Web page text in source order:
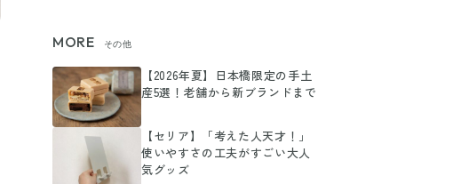
MORE その他
【2026年夏】日本橋限定の手土
産5選！老舗から新ブランドまで
【セリア】「考えた人天才！」
使いやすさの工夫がすごい大人
気グッズ